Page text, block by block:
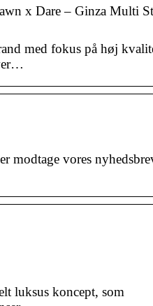
x Dare – Ginza Multi
med fokus på høj
modtage vores
luksus koncept, som